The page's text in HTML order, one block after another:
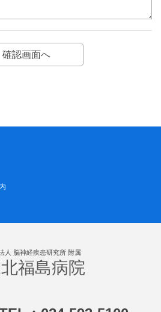
人 脳神経疾患研究所 附属
福島病院